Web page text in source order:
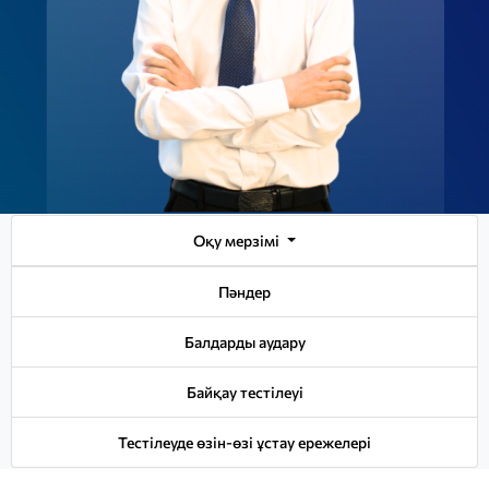
Оқу мерзімі
Пәндер
Балдарды аудару
Байқау тестілеуі
Тестілеуде өзін-өзі ұстау ережелері